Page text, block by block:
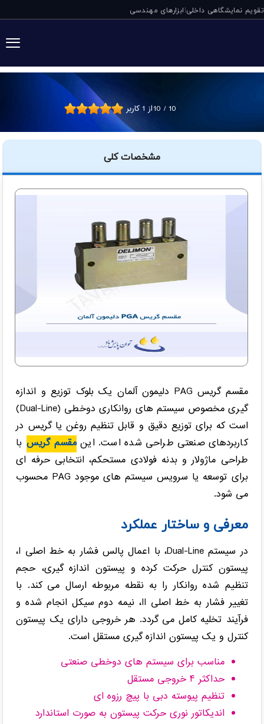
تقویم نمایشگاهی داخلی|ابزارهای مهندسی
مقسم گریس PAG دلیمون آلمان 10 / 10 از 1کاربر
مشخصات کلی
مقسم گریس PAG دلیمون آلمان یک بلوک توزیع و اندازه
گیری مخصوص سیستم های روانکاری دوخطی (Dual-Line)
است که برای توزیع دقیق و قابل تنظیم روغن یا گریس در
کاربردهای صنعتی طراحی شده است. اینمقسم گریسبا
طراحی ماژولار و بدنه فولادی مستحکم، انتخابی حرفه ای
برای توسعه یا سرویس سیستم های موجود PAG محسوب
می شود.
معرفی و ساختار عملکرد
در سیستم Dual-Line، با اعمال پالس فشار به خط اصلی I،
پیستون کنترل حرکت کرده و پیستون اندازه گیری، حجم
تنظیم شده روانکار را به نقطه مربوطه ارسال می کند. با
تغییر فشار به خط اصلی II، نیمه دوم سیکل انجام شده و
فرآیند تخلیه کامل می گردد. هر خروجی دارای یک پیستون
کنترل و یک پیستون اندازه گیری مستقل است.
مناسب برای سیستم های دوخطی صنعتی
حداکثر ۴ خروجی مستقل
تنظیم پیوسته دبی با پیچ رزوه ای
اندیکاتور نوری حرکت پیستون به صورت استاندارد